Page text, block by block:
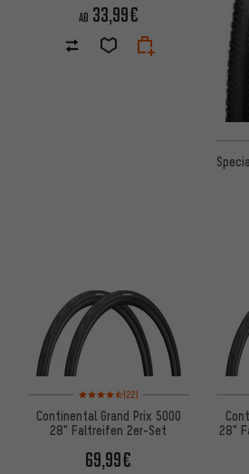
AB 33,99€
Bewertungen: 4,5 von 5 basierend
(22)
Continental Grand Prix 5000
28" Faltreifen 2er-Set
69,99€
28"